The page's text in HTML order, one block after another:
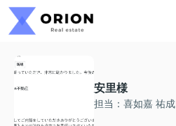
安里様
担当：喜如嘉 祐成